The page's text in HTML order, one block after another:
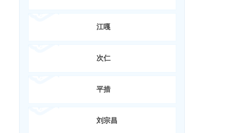
江嘎
次仁
平措
刘宗昌